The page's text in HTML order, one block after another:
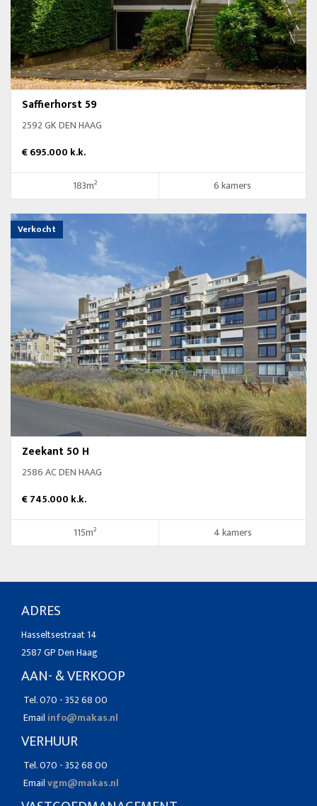
Saffierhorst 59
2592 GK DEN HAAG
€ 695.000 k.k.
183m² 6 kamers
Verkocht
Zeekant 50 H
2586 AC DEN HAAG
€ 745.000 k.k.
115m² 4 kamers
ADRES
Hasseltsestraat 14
2587 GP Den Haag
AAN- & VERKOOP
Tel. 070 - 352 68 00
Email info@makas.nl
VERHUUR
Tel. 070 - 352 68 00
Emailvgm@makas.nl